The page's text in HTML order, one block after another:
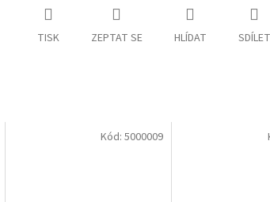
TISK ZEPTAT SE HLÍDAT SDÍLET
Kód:5000009